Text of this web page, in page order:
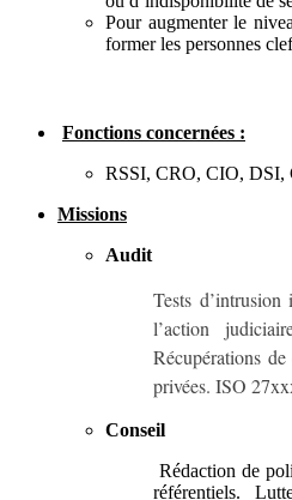
Pour augmenter le
former les personnes
Fonctions concernées :
RSSI, CRO, CIO,
Missions
Audit
Tests d’intrusion
l’action
Récupérations
privées. ISO
Conseil
Rédaction de
référentiels.